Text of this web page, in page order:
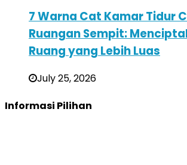
7 Warna Cat Kamar Tidur
Ruangan Sempit:
Ruang yang Lebih Luas
July 25, 2026
Informasi Pilihan